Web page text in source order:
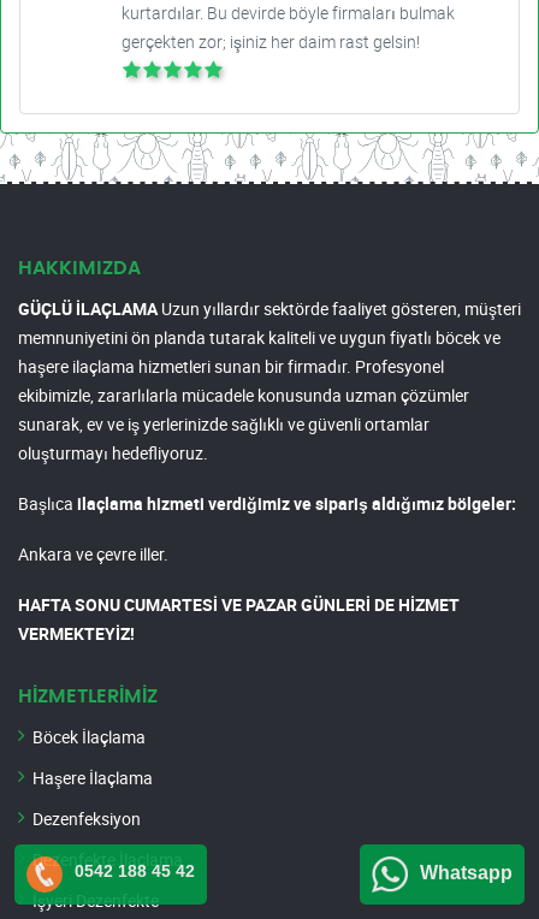
kurtardılar. Bu devirde böyle firmaları bulmak
gerçekten zor; işiniz her daim rast gelsin!
HAKKIMIZDA
GÜÇLÜ İLAÇLAMAUzun yıllardır sektörde faaliyet gösteren, müşteri
memnuniyetini ön planda tutarak kaliteli ve uygun fiyatlı böcek ve
haşere ilaçlama hizmetleri sunan bir firmadır. Profesyonel
ekibimizle, zararlılarla mücadele konusunda uzman çözümler
sunarak, ev ve iş yerlerinizde sağlıklı ve güvenli ortamlar
oluşturmayı hedefliyoruz.
Başlıca ilaçlama hizmeti verdiğimiz ve sipariş aldığımız bölgeler:
Ankara ve çevre iller.
HAFTA SONU CUMARTESİ VE PAZAR GÜNLERİ DE HİZMET
VERMEKTEYİZ!
HİZMETLERİMİZ
Böcek İlaçlama
Haşere İlaçlama
Dezenfeksiyon
Dezenfekte İlaçlama
İşyeri Dezenfekte
0542 188 45 42 Whatsapp